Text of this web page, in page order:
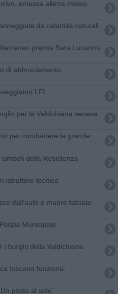
emessa allerta meteo
da calamità naturali
premia Sara Lucaroni
di abbruciamento
LFI
per la Valdichiana senese
per combattere la grande
della Resistenza
istruttore tecnico
dall'auto e muore falciato
Municipale
i borghi della Valdichiana
toscano funziona'
posto al sole'